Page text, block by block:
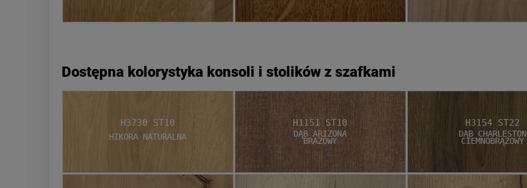
Dostępna kolorystyka konsoli i stolików z szafkami
Hikora Naturalna
H3730 ST10
Dąb Arizona
Brazowy
H1151 ST10
Dąb Charleston
Ciemnobrązowy
H3154 ST22